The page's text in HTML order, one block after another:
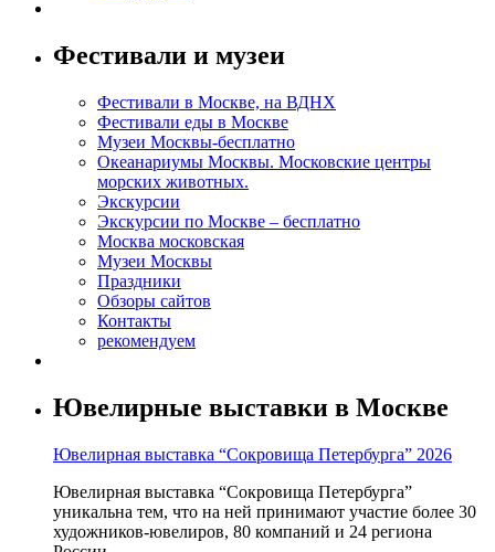
Фестивали и музеи
Фестивали в Москве, на ВДНХ
Фестивали еды в Москве
Музеи Москвы-бесплатно
Океанариумы Москвы. Московские центры
морских животных.
Экскурсии
Экскурсии по Москве – бесплатно
Москва московская
Музеи Москвы
Праздники
Обзоры сайтов
Контакты
рекомендуем
Ювелирные выставки в Москве
Ювелирная выставка “Сокровища Петербурга” 2026
Ювелирная выставка “Сокровища Петербурга”
уникальна тем, что на ней принимают участие более 30
художников-ювелиров, 80 компаний и 24 региона